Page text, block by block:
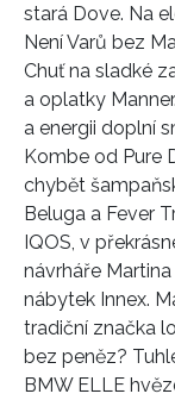
stará Dove. Na
Není Varů bez
Chuť na sladké
a oplatky
a energii doplní
Kombe od Pure
chybět
Beluga a Fever
IQOS, v
návrháře
nábytek Innex.
tradiční značka
bez peněz?
BMW ELLE